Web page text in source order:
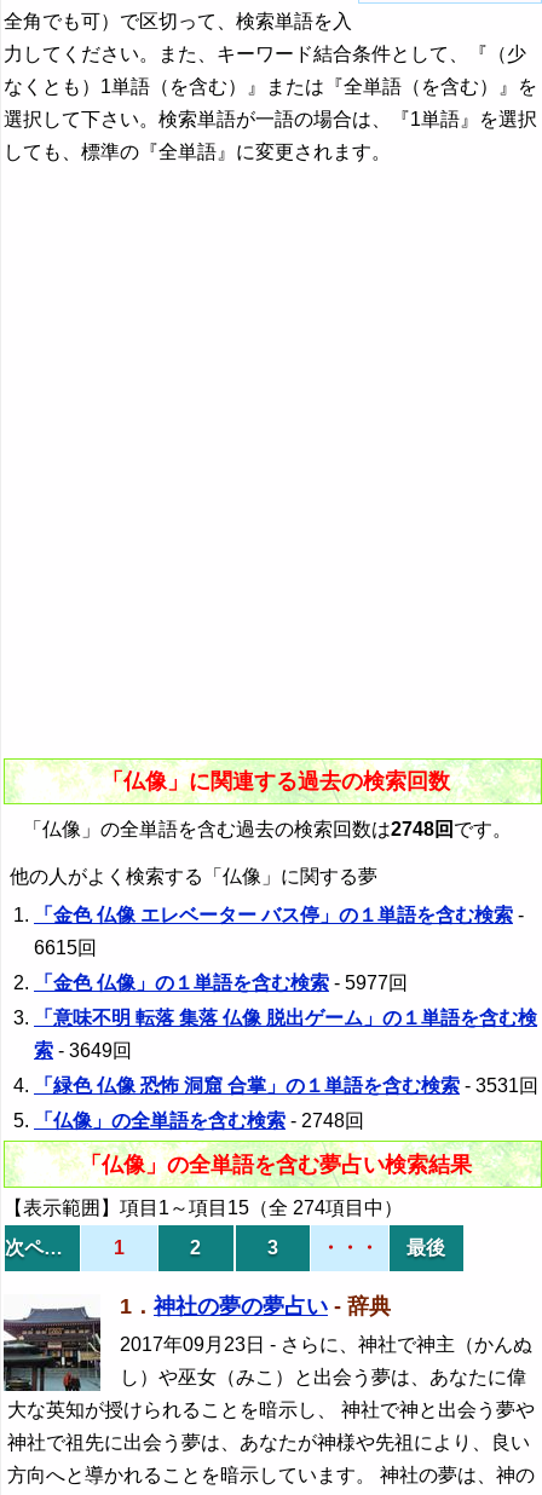
全角でも可）で区切って、検索単語を入
力してください。また、キーワード結合条件として、『（少
なくとも）1単語（を含む）』または『全単語（を含む）』を
選択して下さい。検索単語が一語の場合は、『1単語』を選択
しても、標準の『全単語』に変更されます。
「仏像」に関連する過去の検索回数
「仏像」の全単語を含む過去の検索回数は2748回 です。
他の人がよく検索する「仏像」に関する夢
「金色 仏像 エレベーター バス停」の１単語を含む検索 -
6615回
「金色 仏像」の１単語を含む検索 - 5977回
「意味不明 転落 集落 仏像 脱出ゲーム」の１単語を含む検
索 - 3649回
「緑色 仏像 恐怖 洞窟 合掌」の１単語を含む検索 - 3531回
「仏像」の全単語を含む検索 - 2748回
「仏像」の全単語を含む夢占い検索結果
【表示範囲】項目1～項目15（全 274項目中）
次ページ
1 2 3 ・・・ 最後
1． 神社の夢の夢占い - 辞典
2017年09月23日 - さらに、神社で神主（かんぬ
し）や巫女（みこ）と出会う夢は、あなたに偉
大な英知が授けられることを暗示し、 神社で神と出会う夢や
神社で祖先に出会う夢は、あなたが神様や先祖により、良い
方向へと導かれることを暗示しています。 神社の夢は、神の